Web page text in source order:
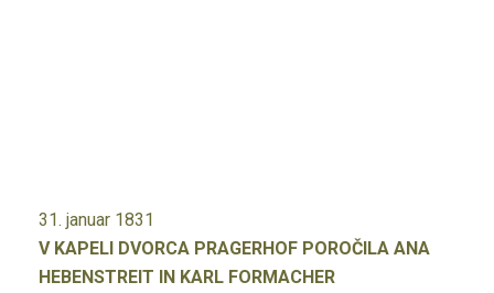
31. januar 1831
V KAPELI DVORCA PRAGERHOF POROČILA ANA
HEBENSTREIT IN KARL FORMACHER